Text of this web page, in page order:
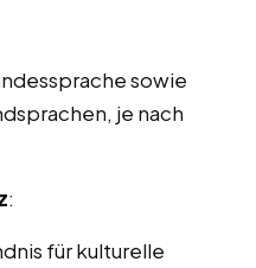
sowie
je nach
:
für kulturelle